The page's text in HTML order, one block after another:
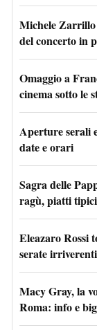
Michele
del concerto in
Omaggio a
cinema sotto le
Aperture serali
date e orari
Sagra delle
ragù, piatti
Eleazaro Rossi
serate
Macy Gray, la
Roma: info e